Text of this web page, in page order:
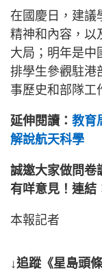
在國慶日，建議
精神和內容，以
大局；明年是中
排學生參觀駐港
事歷史和部隊工
延伸閱讀： 教育
解說航天科學
誠邀大家做問卷
有咩意見！連結
本報記者
↓追蹤《星島頭